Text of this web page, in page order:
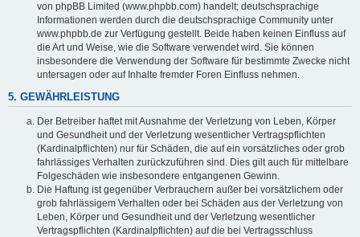
von phpBB Limited (www.phpbb.com) handelt; deutschsprachige
Informationen werden durch die deutschsprachige Community unter
www.phpbb.de zur Verfügung gestellt. Beide haben keinen Einfluss auf
die Art und Weise, wie die Software verwendet wird. Sie können
insbesondere die Verwendung der Software für bestimmte Zwecke nicht
untersagen oder auf Inhalte fremder Foren Einfluss nehmen.
5. GEWÄHRLEISTUNG
Der Betreiber haftet mit Ausnahme der Verletzung von Leben, Körper
und Gesundheit und der Verletzung wesentlicher Vertragspflichten
(Kardinalpflichten) nur für Schäden, die auf ein vorsätzliches oder grob
fahrlässiges Verhalten zurückzuführen sind. Dies gilt auch für mittelbare
Folgeschäden wie insbesondere entgangenen Gewinn.
Die Haftung ist gegenüber Verbrauchern außer bei vorsätzlichem oder
grob fahrlässigem Verhalten oder bei Schäden aus der Verletzung von
Leben, Körper und Gesundheit und der Verletzung wesentlicher
Vertragspflichten (Kardinalpflichten) auf die bei Vertragsschluss